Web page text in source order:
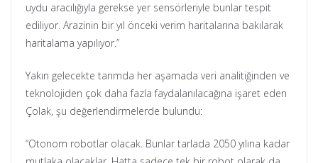
uydu aracılığıyla gerekse yer sensörleriyle bunlar tespit
ediliyor. Arazinin bir yıl önceki verim haritalarına bakılarak
haritalama yapılıyor.”
Yakın gelecekte tarımda her aşamada veri analitiğinden ve
teknolojiden çok daha fazla faydalanılacağına işaret eden
Çolak, şu değerlendirmelerde bulundu:
“Otonom robotlar olacak. Bunlar tarlada 2050 yılına kadar